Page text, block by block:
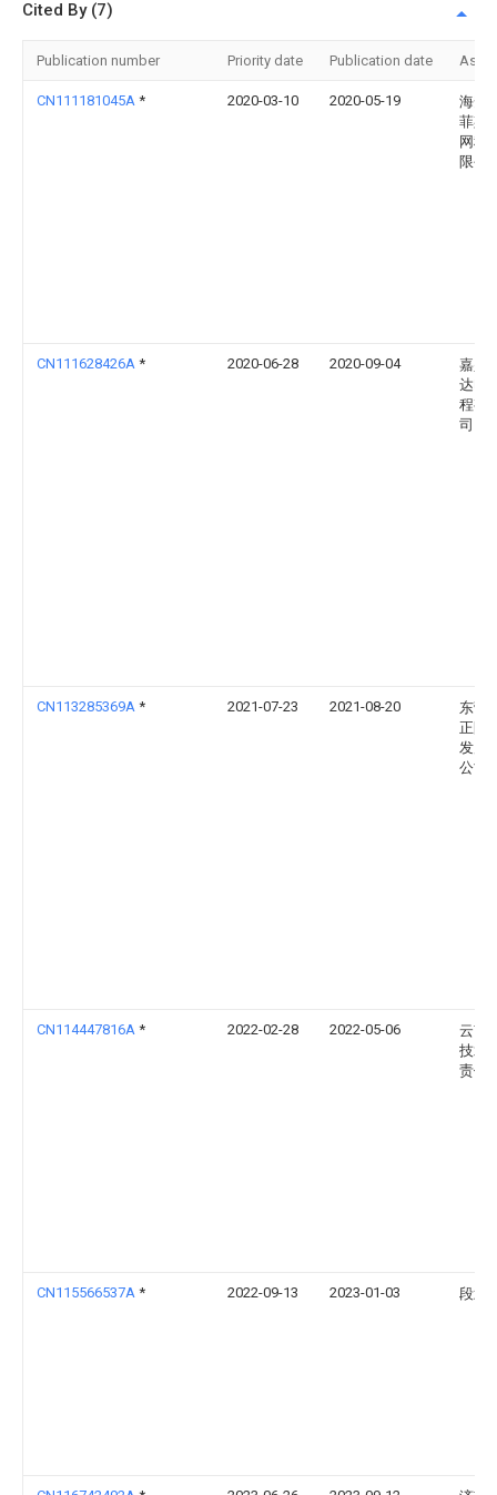
Cited By (7)
Publication number Priority date Publication date
CN111181045A * 2020-03-10 2020-05-19
海安
菲斯
网科
限公
CN111628426A * 2020-06-28 2020-09-04
嘉兴
达电
程有
司
CN113285369A * 2021-07-23 2021-08-20
东营
正阳
发展
公司
CN114447816A * 2022-02-28 2022-05-06
云南
技术
责任
CN115566537A * 2022-09-13 2023-01-03 段武